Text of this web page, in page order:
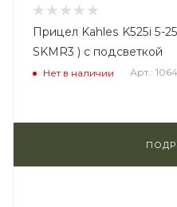
Прицел Kahles K525i 5-
SKMR3 ) с подсветкой
Нет в наличии Арт.: